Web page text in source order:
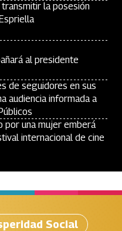
la posesión
al presidente
de seguidores en sus
audiencia informada a
una mujer emberá
internacional de cine
Social